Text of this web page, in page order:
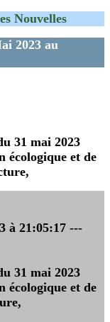
Nouvelles
2023 au
31 mai 2023
écologique et de
à 21:05:17 ---
31 mai 2023
écologique et de